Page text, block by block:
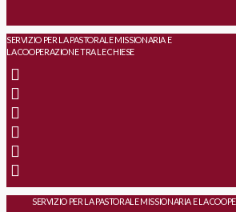
SERVIZIO PER LA PASTORALE MISSIONARIA E
LA COOPERAZIONE TRA LE CHIESE
SERVIZIO PER LA PASTORALE MISSIONARIA E LA